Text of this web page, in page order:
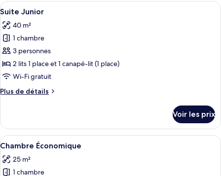
privée
de
Suite
Junior,
privée
Afficher
toutes
les
photos
pour
ce
type
chambre :
Une chambre d’hôtel moderne
9
Suite Junior
40 m²
1 chambre
3 personnes
2 lits 1 place et 1 canapé-lit (1 place)
Wi-Fi gratuit
Plus de détails
Plus
le
type
de
Suite
Junior
Voir les prix
Afficher
toutes
les
Une chambre d’hôtel moderne
4
Chambre Économique
25 m²
1 chambre